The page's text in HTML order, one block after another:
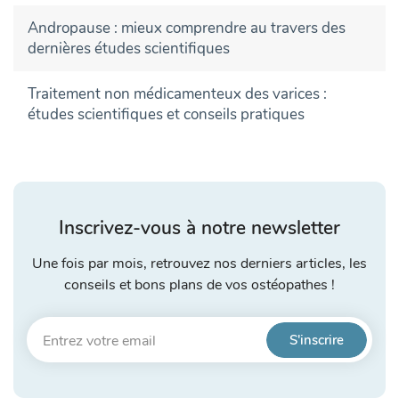
Andropause : mieux comprendre au travers des
dernières études scientifiques
Traitement non médicamenteux des varices :
études scientifiques et conseils pratiques
Inscrivez-vous à notre newsletter
Une fois par mois, retrouvez nos derniers articles, les
conseils et bons plans de vos ostéopathes !